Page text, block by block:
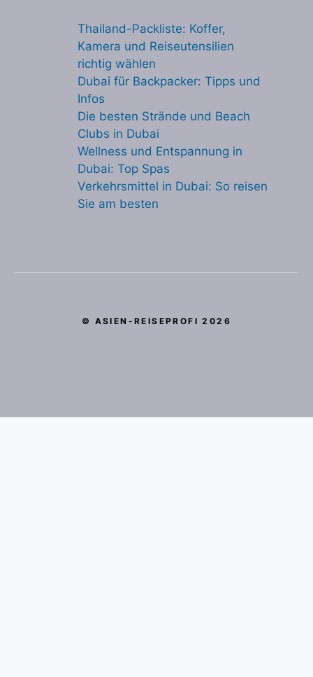
Thailand-Packliste: Koffer,
Kamera und Reiseutensilien
richtig wählen
Dubai für Backpacker: Tipps und
Infos
Die besten Strände und Beach
Clubs in Dubai
Wellness und Entspannung in
Dubai: Top Spas
Verkehrsmittel in Dubai: So reisen
Sie am besten
© ASIEN-REISEPROFI 2026